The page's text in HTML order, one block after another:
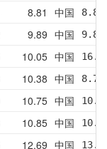
8.81 中国
9.89 中国
10.05 中国
10.38 中国
10.75 中国
10.85 中国
12.69 中国